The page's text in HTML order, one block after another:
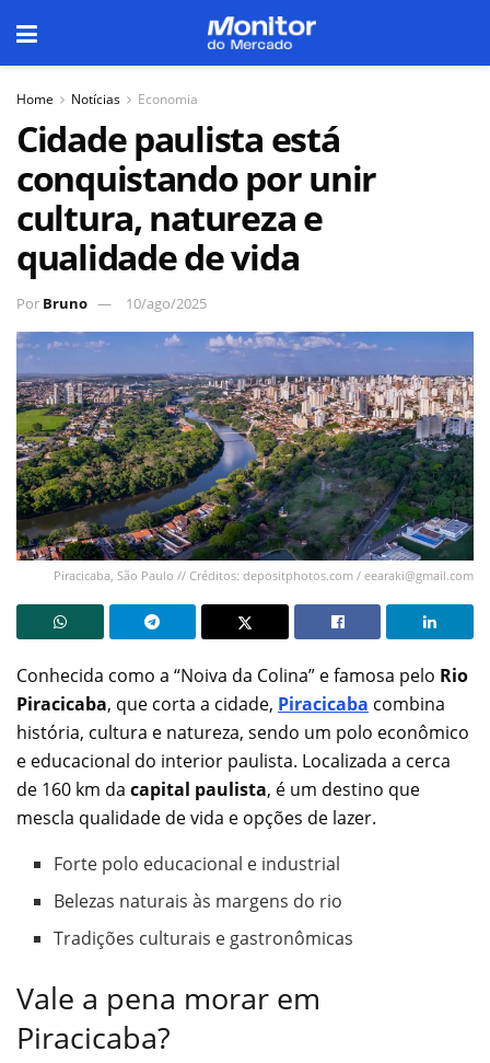
Home Notícias Economia
Cidade paulista está
conquistando por unir
cultura, natureza e
qualidade de vida
Por Bruno 10/ago/2025
Piracicaba, São Paulo // Créditos: depositphotos.com / eearaki@gmail.com
Conhecida como a “Noiva da Colina” e famosa pelo Rio
Piracicaba, que corta a cidade, Piracicaba combina
história, cultura e natureza, sendo um polo econômico
e educacional do interior paulista. Localizada a cerca
de 160 km da capital paulista, é um destino que
mescla qualidade de vida e opções de lazer.
Forte polo educacional e industrial
Belezas naturais às margens do rio
Tradições culturais e gastronômicas
Vale a pena morar em
Piracicaba?